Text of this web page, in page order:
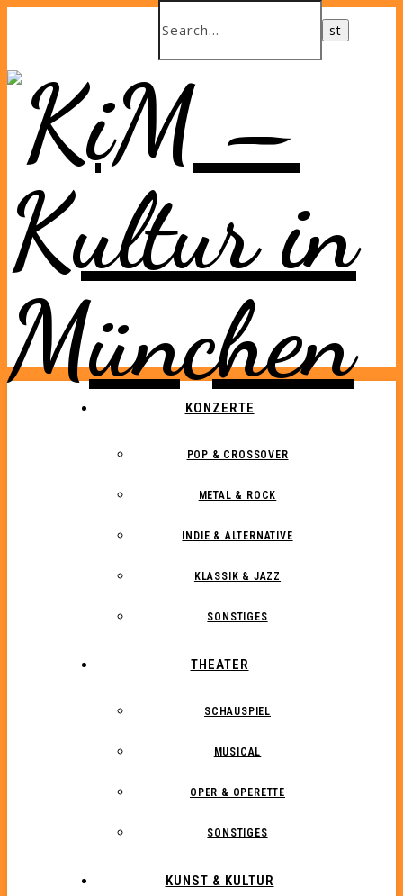
KONZERTE
POP & CROSSOVER
METAL & ROCK
INDIE & ALTERNATIVE
KLASSIK & JAZZ
SONSTIGES
THEATER
SCHAUSPIEL
MUSICAL
OPER & OPERETTE
SONSTIGES
KUNST & KULTUR